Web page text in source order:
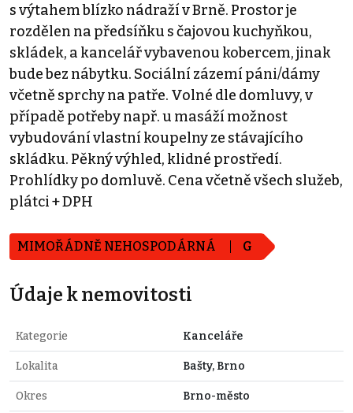
s výtahem blízko nádraží v Brně. Prostor je
rozdělen na předsíňku s čajovou kuchyňkou,
skládek, a kancelář vybavenou kobercem, jinak
bude bez nábytku. Sociální zázemí páni/dámy
včetně sprchy na patře. Volné dle domluvy, v
případě potřeby např. u masáží možnost
vybudování vlastní koupelny ze stávajícího
skládku. Pěkný výhled, klidné prostředí.
Prohlídky po domluvě. Cena včetně všech služeb,
plátci + DPH
MIMOŘÁDNĚ NEHOSPODÁRNÁ G
Údaje k nemovitosti
Kategorie Kanceláře
Lokalita Bašty, Brno
Okres Brno-město